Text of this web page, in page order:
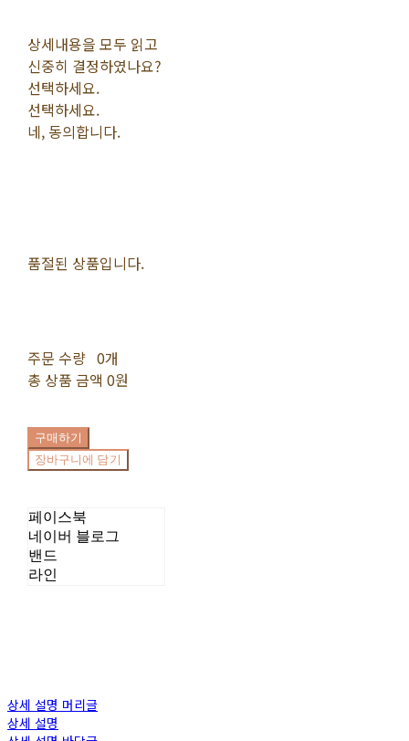
상세내용을 모두 읽고
신중히 결정하였나요?
선택하세요.
선택하세요.
네, 동의합니다.
품절된 상품입니다.
주문 수량 0개
총 상품 금액 0원
구매하기
장바구니에 담기
페이스북
네이버 블로그
밴드
라인
상세 설명 머리글
상세 설명